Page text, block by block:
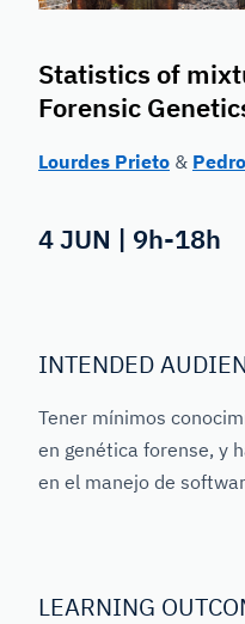
Statistics of
Forensic
Lourdes Prieto &
4 JUN | 9h-18h
INTENDED
Tener mínimos
en genética forense, y
en el manejo de
LEARNING